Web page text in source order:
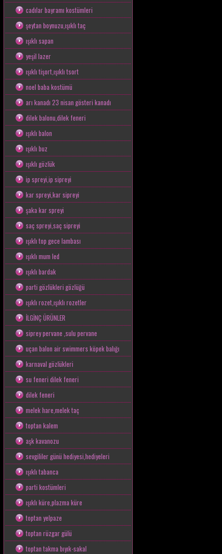
cadılar bayramı kostümleri
şeytan boynuzu,ışıklı taç
ışıklı sapan
yeşil lazer
ışıklı tişort,ışıklı tsort
noel baba kostümü
arı kanadı 23 nisan gösteri kanadı
dilek balonu,dilek feneri
ışıklı balon
ışıklı buz
ışıklı gözlük
ip spreyi,ip sipreyi
kar spreyi,kar sipreyi
şaka kar spreyi
saç spreyi,saç sipreyi
ışıklı top gece lambası
ışıklı mum led
ışıklı bardak
parti gözlükleri gözlüğü
ışıklı rozet,ışıklı rozetler
İLGİNÇ ÜRÜNLER
siprey pervane ,sulu pervane
uçan balon air swimmers köpek balığı
karnaval gözlükleri
su feneri dilek feneri
dilek feneri
melek hare,melek taç
toptan kalem
aşk kavanozu
sevgililer günü hediyesi,hediyeleri
ışıklı tabanca
parti kostümleri
ışıklı küre,plazma küre
toptan yelpaze
toptan rüzgar gülü
toptan takma bıyık-sakal